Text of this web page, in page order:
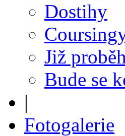
Dostihy
Již
Bude se
|
Fotogalerie